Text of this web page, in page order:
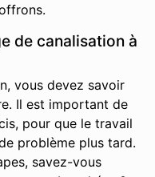
de canalisation à
vous devez savoir
Il est important de
pour que le travail
problème plus tard.
savez-vous